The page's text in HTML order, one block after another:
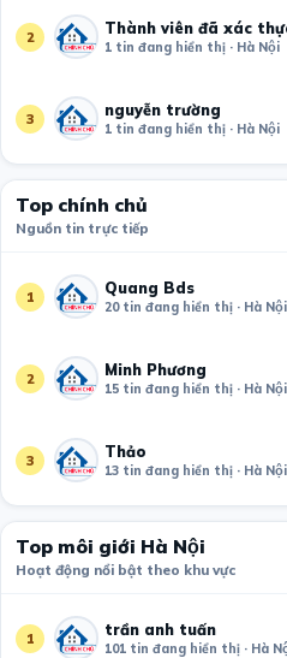
2 Thành viên đã xác
1 tin đang hiển thị · Hà Nội
3 nguyễn trường
1 tin đang hiển thị · Hà Nội
Top chính chủ
Nguồn tin trực tiếp
1 Quang Bds
20 tin đang hiển thị · Hà Nội
2 Minh Phương
15 tin đang hiển thị · Hà Nội
3 Thảo
13 tin đang hiển thị · Hà Nội
Top môi giới Hà Nội
Hoạt động nổi bật theo khu vực
1 trần anh tuấn
101 tin đang hiển thị · Hà